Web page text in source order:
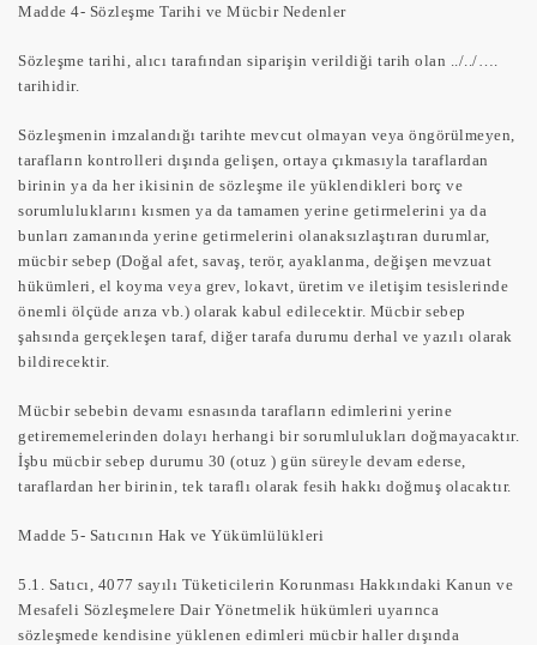
Madde 4- Sözleşme Tarihi ve Mücbir Nedenler
Sözleşme tarihi, alıcı tarafından siparişin verildiği tarih olan ../../….
tarihidir.
Sözleşmenin imzalandığı tarihte mevcut olmayan veya öngörülmeyen,
tarafların kontrolleri dışında gelişen, ortaya çıkmasıyla taraflardan
birinin ya da her ikisinin de sözleşme ile yüklendikleri borç ve
sorumluluklarını kısmen ya da tamamen yerine getirmelerini ya da
bunları zamanında yerine getirmelerini olanaksızlaştıran durumlar,
mücbir sebep (Doğal afet, savaş, terör, ayaklanma, değişen mevzuat
hükümleri, el koyma veya grev, lokavt, üretim ve iletişim tesislerinde
önemli ölçüde arıza vb.) olarak kabul edilecektir. Mücbir sebep
şahsında gerçekleşen taraf, diğer tarafa durumu derhal ve yazılı olarak
bildirecektir.
Mücbir sebebin devamı esnasında tarafların edimlerini yerine
getirememelerinden dolayı herhangi bir sorumlulukları doğmayacaktır.
İşbu mücbir sebep durumu 30 (otuz ) gün süreyle devam ederse,
taraflardan her birinin, tek taraflı olarak fesih hakkı doğmuş olacaktır.
Madde 5- Satıcının Hak ve Yükümlülükleri
5.1
. Satıcı, 4077 sayılı Tüketicilerin Korunması Hakkındaki Kanun ve
Mesafeli Sözleşmelere Dair Yönetmelik hükümleri uyarınca
sözleşmede kendisine yüklenen edimleri mücbir haller dışında